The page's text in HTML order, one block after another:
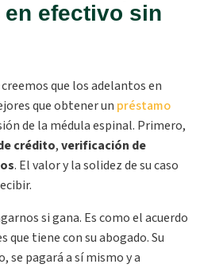
efectivo sin
que los adelantos en
que obtener un préstamo
de la médula espinal. Primero,
crédito,verificación de
. El valor y la solidez de su caso
si gana. Es como el acuerdo
tiene con su abogado. Su
se pagará a sí mismo y a